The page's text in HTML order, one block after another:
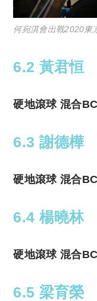
何宛淇會出戰2020東
6.2 黃君恒
硬地滾球 混合
6.3 謝德樺
硬地滾球 混合
6.4 楊曉林
硬地滾球 混合
6.5 梁育榮